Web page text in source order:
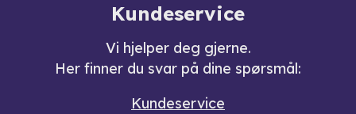
Kundeservice
Vi hjelper deg gjerne.
Her finner du svar på dine spørsmål:
Kundeservice